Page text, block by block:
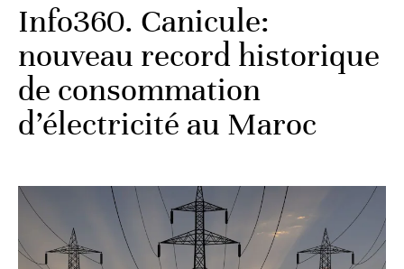
Info360. Canicule:
nouveau record historique
de consommation
d’électricité au Maroc